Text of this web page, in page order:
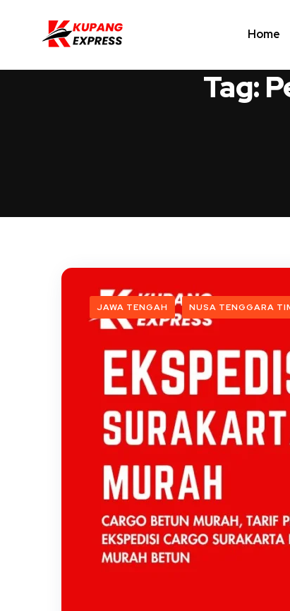
Home
Tag:
JAWA TENGAH NUSA TENGGARA